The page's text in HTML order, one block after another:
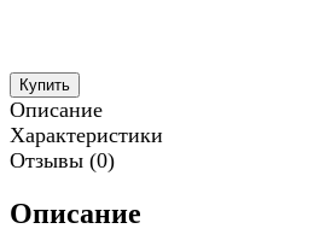
Купить
Описание
Характеристики
Отзывы (0)
Описание